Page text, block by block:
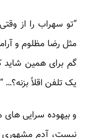
“تو سهراب را از
مثل رضا مظلوم و
گم برای همین شاید
یک تلفن اقلاً بزنه؟… “
و بیهوده سرایی
نیست، آدم مشهوری